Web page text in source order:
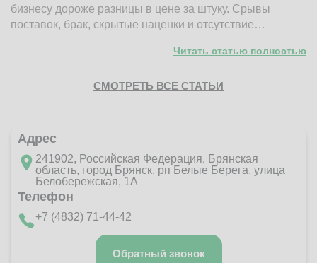
бизнесу дороже разницы в цене за штуку. Срывы
поставок, брак, скрытые наценки и отсутствие…
Читать статью полностью
СМОТРЕТЬ ВСЕ СТАТЬИ
Адрес
241902, Российская Федерация, Брянская
область, город Брянск, рп Белые Берега, улица
Белобережская, 1А
Телефон
+7 (4832) 71-44-42
Обратный звонок